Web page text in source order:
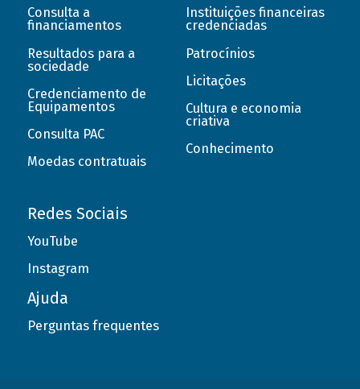
Consulta a
financiamentos
Resultados para a
sociedade
Credenciamento de
Equipamentos
Consulta PAC
Moedas contratuais
Instituições financeiras
credenciadas
Patrocínios
Licitações
Cultura e economia
criativa
Conhecimento
Redes Sociais
YouTube
Instagram
Ajuda
Perguntas frequentes